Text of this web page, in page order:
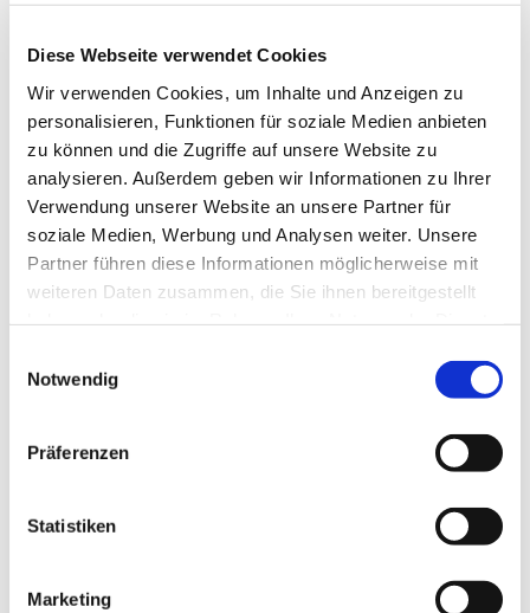
Diese Webseite verwendet Cookies
Wir verwenden Cookies, um Inhalte und Anzeigen zu
personalisieren, Funktionen für soziale Medien anbieten
zu können und die Zugriffe auf unsere Website zu
analysieren. Außerdem geben wir Informationen zu Ihrer
Verwendung unserer Website an unsere Partner für
soziale Medien, Werbung und Analysen weiter. Unsere
Partner führen diese Informationen möglicherweise mit
weiteren Daten zusammen, die Sie ihnen bereitgestellt
Notwendig
Präferenzen
Statistiken
Marketing
Dies könnte Sie auch